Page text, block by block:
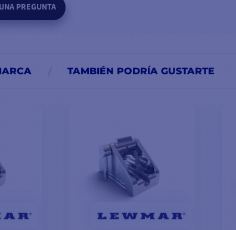
PREGUNTA
TAMBIÉN PODRÍA GUSTARTE